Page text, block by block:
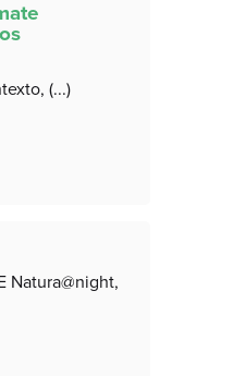
(...)
Natura@night,